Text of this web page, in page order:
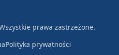
prawa zastrzeżone.
Polityka prywatności